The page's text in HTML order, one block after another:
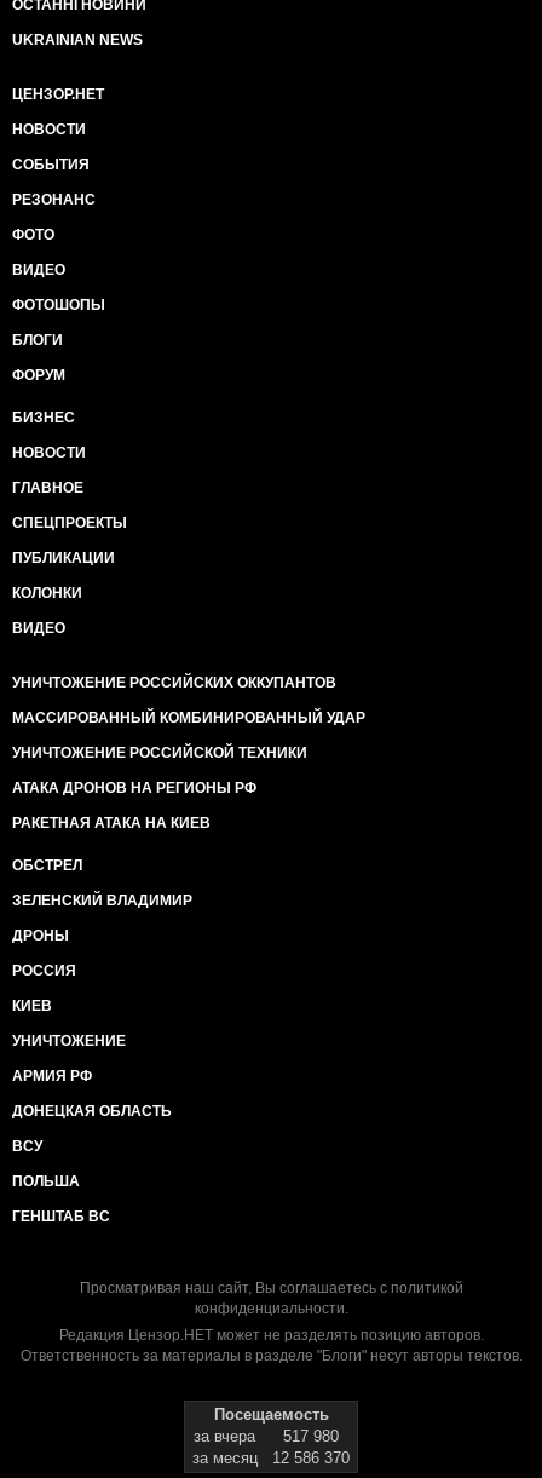
ОСТАННІ НОВИНИ
UKRAINIAN NEWS
ЦЕНЗОР.НЕТ
НОВОСТИ
СОБЫТИЯ
РЕЗОНАНС
ФОТО
ВИДЕО
ФОТОШОПЫ
БЛОГИ
ФОРУМ
БИЗНЕС
НОВОСТИ
ГЛАВНОЕ
СПЕЦПРОЕКТЫ
ПУБЛИКАЦИИ
КОЛОНКИ
ВИДЕО
УНИЧТОЖЕНИЕ РОССИЙСКИХ ОККУПАНТОВ
МАССИРОВАННЫЙ КОМБИНИРОВАННЫЙ УДАР
УНИЧТОЖЕНИЕ РОССИЙСКОЙ ТЕХНИКИ
АТАКА ДРОНОВ НА РЕГИОНЫ РФ
РАКЕТНАЯ АТАКА НА КИЕВ
ОБСТРЕЛ
ЗЕЛЕНСКИЙ ВЛАДИМИР
ДРОНЫ
РОССИЯ
КИЕВ
УНИЧТОЖЕНИЕ
АРМИЯ РФ
ДОНЕЦКАЯ ОБЛАСТЬ
ВСУ
ПОЛЬША
ГЕНШТАБ ВС
Просматривая наш сайт, Вы соглашаетесь с политикой
конфиденциальности.
Редакция Цензор.НЕТ может не разделять позицию авторов.
Ответственность за материалы в разделе "Блоги" несут авторы текстов.
Посещаемость
за вчера
517 980
за месяц
12 586 370